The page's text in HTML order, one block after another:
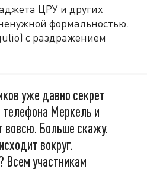
ЦРУ и других
формальностью.
с раздражением
уже давно секрет
Меркель и
вовсю. Больше скажу.
вокруг.
участникам